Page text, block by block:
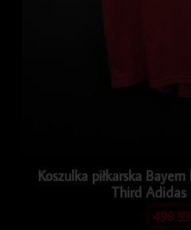
Koszulka piłkarska
Third Adidas
499.99